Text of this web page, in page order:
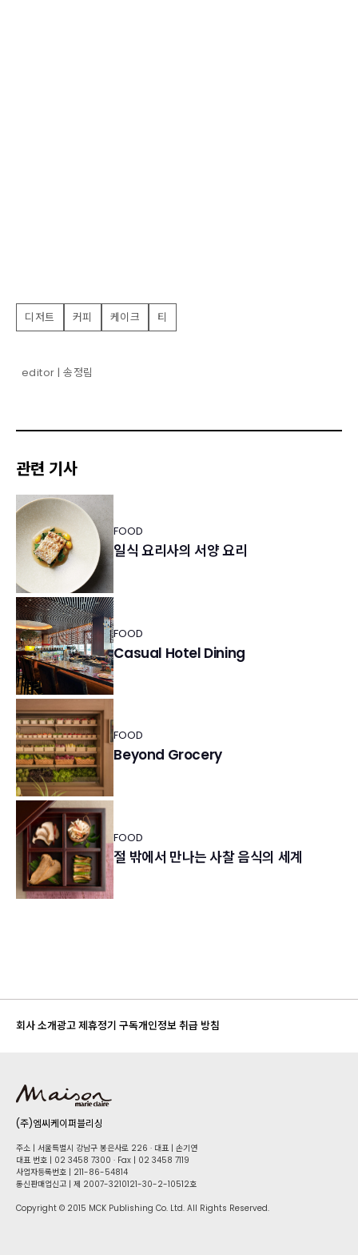
디저트 커피 케이크 티
editor | 송정림
관련 기사
FOOD
일식 요리사의 서양 요리
FOOD
Casual Hotel Dining
FOOD
Beyond Grocery
FOOD
절 밖에서 만나는 사찰 음식의 세계
회사 소개광고 제휴정기 구독개인정보 취급 방침
(주)엠씨케이퍼블리싱
주소 | 서울특별시 강남구 봉은사로 226 · 대표 | 손기연
대표 번호 | 02 34​58 7300 · Fax | 02 34​58 7119
사업자등록번호 | 211-86-5​4814
통신판매업신고 | 제 2007-3210121-30-2-10512호
Copyright © 2015 MCK Publishing Co. Ltd. All Rights Reserved.